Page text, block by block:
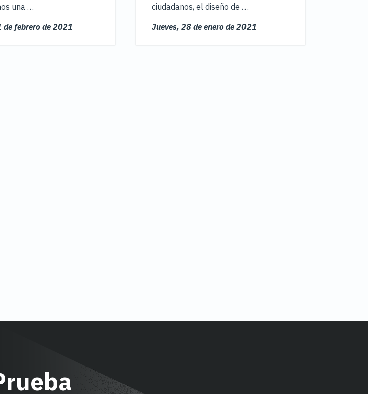
una …
de febrero de 2021
ciudadanos, el diseño de …
Jueves, 28 de enero de 2021